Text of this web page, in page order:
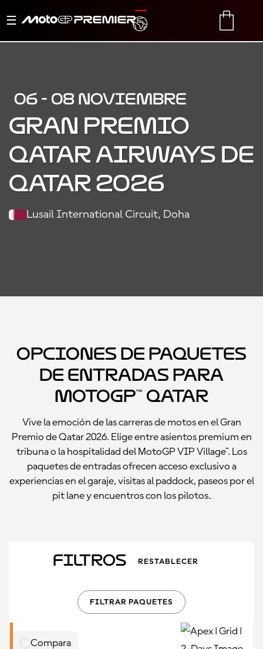
Alternar
TRANSLATE
06 - 08 NOVIEMBRE
GRAN PREMIO
QATAR AIRWAYS DE
QATAR 2026
Lusail International Circuit, Doha
Opciones de paquetes
de entradas para
MotoGP™ Qatar
Vive la emoción de las carreras de motos en el Gran
Premio de Qatar 2026. Elige entre asientos premium en
tribuna o la hospitalidad del MotoGP VIP Village™. Los
paquetes de entradas ofrecen acceso exclusivo a
experiencias en el garaje, visitas al paddock, paseos por el
pit lane y encuentros con los pilotos.
Filtros RESTABLECER
FILTRAR PAQUETES
Compara